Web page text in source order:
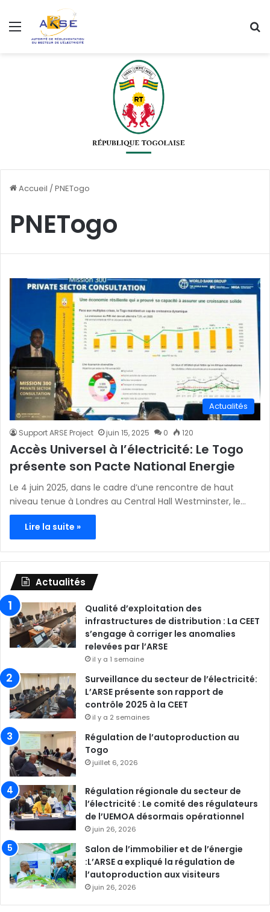
Menu
Accueil /PNETogo
PNETogo
Actualités
Support ARSE Project juin 15, 2025 0 120
Accès Universel à l’électricité: Le Togo
présente son Pacte National Energie
Le 4 juin 2025, dans le cadre d’une rencontre de haut
niveau tenue à Londres au Central Hall Westminster, le…
Lire la suite »
Actualités
Qualité d’exploitation des
infrastructures de distribution : La CEET
s’engage à corriger les anomalies
relevées par l’ARSE
il y a 1 semaine
Surveillance du secteur de l’électricité:
L’ARSE présente son rapport de
contrôle 2025 à la CEET
il y a 2 semaines
Régulation de l’autoproduction au
Togo
juillet 6, 2026
Régulation régionale du secteur de
l’électricité : Le comité des régulateurs
de l’UEMOA désormais opérationnel
juin 26, 2026
Salon de l’immobilier et de l’énergie
:L’ARSE a expliqué la régulation de
l’autoproduction aux visiteurs
juin 26, 2026